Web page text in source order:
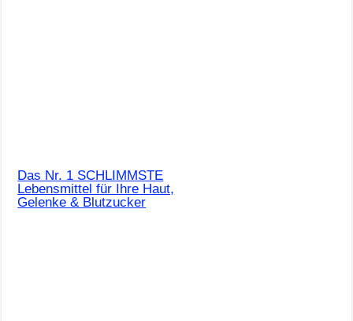
Das Nr. 1 SCHLIMMSTE
Lebensmittel für Ihre Haut,
Gelenke & Blutzucker